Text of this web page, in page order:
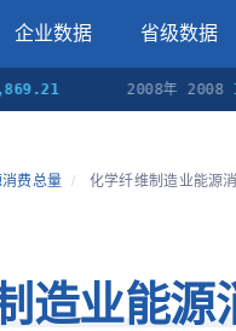
企业数据 省级数据
2008年 2008
费总量 / 化学纤维制造业能源
造业能源